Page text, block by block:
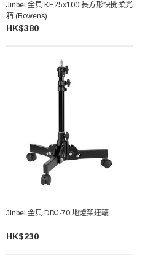
Jinbei 金貝 KE25x100 長方形快開柔光
箱 (Bowens)
HK$380
Jinbei 金貝 DDJ-70 地燈架連轆
HK$230